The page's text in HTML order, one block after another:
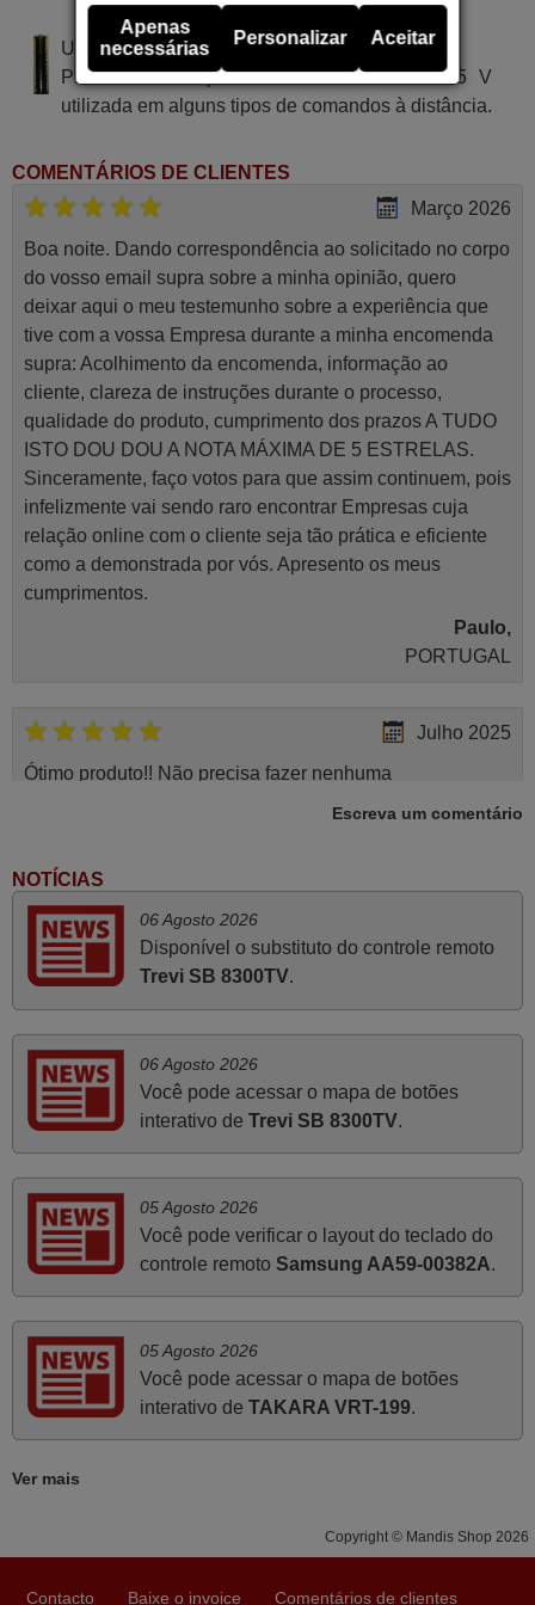
CONNEXIONS KV-M 1450 B
Utiliza 2 pilhas do tipo AAA
Pilha alcalina tipo AA LR03 de tensão 1.5 V
utilizada em alguns tipos de comandos à distância.
COMENTÁRIOS DE CLIENTES
Março 2026
Boa noite. Dando correspondência ao solicitado no corpo
do vosso email supra sobre a minha opinião, quero
deixar aqui o meu testemunho sobre a experiência que
tive com a vossa Empresa durante a minha encomenda
supra: Acolhimento da encomenda, informação ao
cliente, clareza de instruções durante o processo,
qualidade do produto, cumprimento dos prazos A TUDO
ISTO DOU DOU A NOTA MÁXIMA DE 5 ESTRELAS.
Sinceramente, faço votos para que assim continuem, pois
infelizmente vai sendo raro encontrar Empresas cuja
relação online com o cliente seja tão prática e eficiente
como a demonstrada por vós. Apresento os meus
cumprimentos.
Paulo,
PORTUGAL
Julho 2025
Ótimo produto!! Não precisa fazer nenhuma
Novembro 2025
Muito atenciosos. Funciona na perfeição. Obrigado
Manuela,
O comando veio bem embrulhado e protegido. Fez logo a
emparelhamento com a televisão, sem problemas.
Funciona na perfeição. Recomendo vivamente este
produto e este site.
Junho 2025
Julho 2025
Escreva um comentário
NOTÍCIAS
06 Agosto 2026
Disponível o substituto do controle remoto
Trevi SB 8300TV.
06 Agosto 2026
Você pode acessar o mapa de botões
interativo de Trevi SB 8300TV.
05 Agosto 2026
Você pode verificar o layout do teclado do
controle remoto Samsung AA59-00382A.
05 Agosto 2026
Você pode acessar o mapa de botões
interativo de TAKARA VRT-199.
Ver mais
Copyright © Mandis Shop 2026
Contacto Baixe o invoice Comentários de clientes
Apenas
necessárias
Personalizar Aceitar